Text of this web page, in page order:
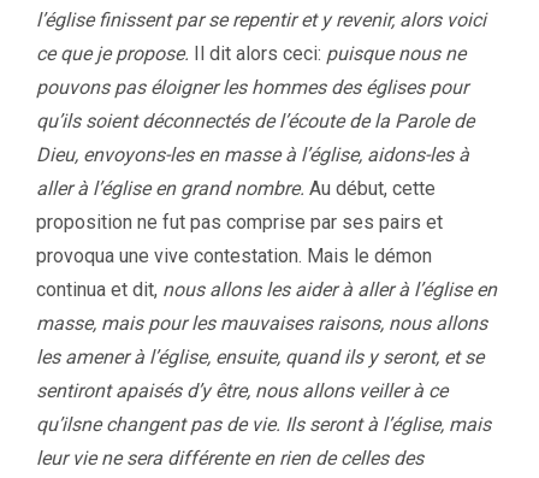
l’église finissent par se repentir et y revenir, alors voici
ce que je propose. Il dit alors ceci: puisque nous ne
pouvons pas éloigner les hommes des églises pour
qu’ils soient déconnectés de l’écoute de la Parole de
Dieu, envoyons-les en masse à l’église, aidons-les à
aller à l’église en grand nombre. Au début, cette
proposition ne fut pas comprise par ses pairs et
provoqua une vive contestation. Mais le démon
continua et dit, nous allons les aider à aller à l’église en
masse, mais pour les mauvaises raisons, nous allons
les amener à l’église, ensuite, quand ils y seront, et se
sentiront apaisés d’y être, nous allons veiller à ce
qu’ilsne changent pas de vie. Ils seront à l’église, mais
leur vie ne sera différente en rien de celles des